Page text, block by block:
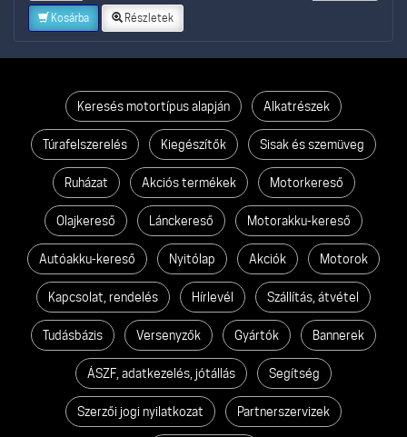
Kosárba Részletek
Keresés motortípus alapján Alkatrészek
Túrafelszerelés Kiegészítők Sisak és szemüveg
Ruházat Akciós termékek Motorkereső
Olajkereső Lánckereső Motorakku-kereső
Autóakku-kereső Nyitólap Akciók Motorok
Kapcsolat, rendelés Hírlevél Szállítás, átvétel
Tudásbázis Versenyzők Gyártók Bannerek
ÁSZF, adatkezelés, jótállás Segítség
Szerzői jogi nyilatkozat Partnerszervizek